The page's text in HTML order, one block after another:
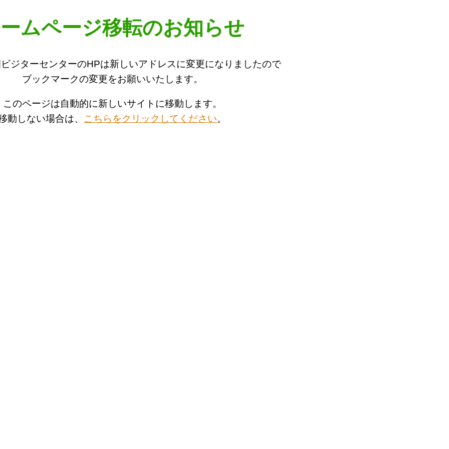
ムページ移転のお知らせ
ジターセンターのHPは新しいアドレスに変更になりましたので
ブックマークの変更をお願いいたします。
このページは自動的に新しいサイトに移動します。
動しない場合は、 こちらをクリックしてください。